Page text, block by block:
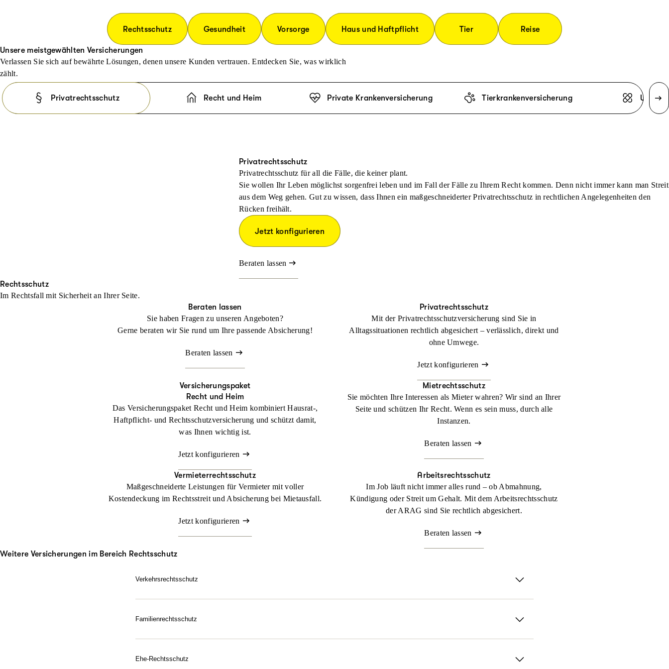
Rechtsschutz Gesundheit Vorsorge Haus und Haftpflicht Tier Reise
Unsere meistgewählten Versicherungen
Verlassen Sie sich auf bewährte Lösungen, denen unsere Kunden vertrauen. Entdecken Sie, was wirklich
zählt.
Privatrechtsschutz Recht und Heim Private Krankenversicherung Tierkrankenversicherung
Privatrechtsschutz
Privatrechtsschutz für all die Fälle, die keiner plant.
Sie wollen Ihr Leben möglichst sorgenfrei leben und im Fall der Fälle zu Ihrem Recht kommen. Denn nicht immer kann man Streit
aus dem Weg gehen. Gut zu wissen, dass Ihnen ein maßgeschneiderter Privatrechtsschutz in rechtlichen Angelegenheiten den
Rücken freihält.
Jetzt konfigurieren
Beraten lassen
Rechtsschutz
Im Rechtsfall mit Sicher­heit an Ihrer Seite.
Beraten lassen
Sie haben Fragen zu unseren Angeboten?
Gerne beraten wir Sie rund um Ihre passende Absicherung!
Beraten lassen
Privatrechtsschutz
Mit der Privatrechtsschutzversicherung sind Sie in
Alltagssituationen rechtlich abgesichert – verlässlich, direkt und
ohne Umwege.
Jetzt konfigurieren
Versicherungspaket
Recht und Heim
Das Versicherungspaket Recht und Heim kombiniert Hausrat-,
Haftpflicht- und Rechtsschutzversicherung und schützt damit,
was Ihnen wichtig ist.
Jetzt konfigurieren
Mietrechtsschutz
Sie möchten Ihre Interessen als Mieter wahren? Wir sind an Ihrer
Seite und schützen Ihr Recht. Wenn es sein muss, durch alle
Instanzen.
Beraten lassen
Vermieterrechtsschutz
Maßgeschneiderte Leistungen für Vermieter mit voller
Kostendeckung im Rechtsstreit und Absicherung bei Mietausfall.
Jetzt konfigurieren
Arbeitsrechtsschutz
Im Job läuft nicht immer alles rund – ob Abmahnung,
Kündigung oder Streit um Gehalt. Mit dem Arbeitsrechtsschutz
der ARAG sind Sie rechtlich abgesichert.
Beraten lassen
Weitere Versicherungen im Bereich Rechtsschutz
Verkehrsrechtsschutz
Familienrechtsschutz
Schutz ausfallen soll.
Ehe-Rechtsschutz